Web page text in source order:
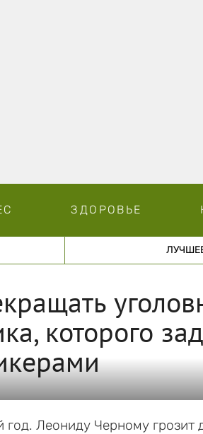
ЗДОРОВЬЕ
которого
год. Леониду Черному грозит